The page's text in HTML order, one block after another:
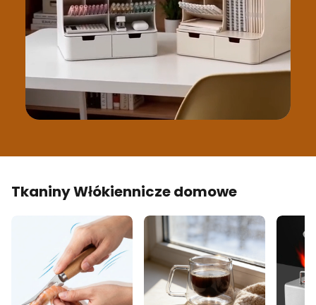
Tkaniny Włókiennicze domowe